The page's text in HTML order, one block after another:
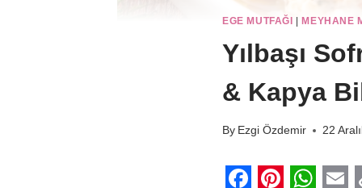
EGE MUTFAĞI |MEYHANE
Yılbaşı
& Kapya
By Ezgi Özdemir 22